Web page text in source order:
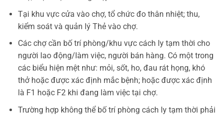
Tại khu vực cửa vào chợ, tổ chức đo thân nhiệt; thu,
kiểm soát và quản lý Thẻ vào chợ.
Các chợ cần bố trí phòng/khu vực cách ly tạm thời cho
người lao động/làm việc, người bán hàng. Có một trong
các biểu hiện mệt như: mỏi, sốt, ho, đau rát họng, khó
thở hoặc được xác định mắc bệnh; hoặc được xác định
là F1 hoặc F2 khi đang làm việc tại chợ.
Trường hợp không thể bố trí phòng cách ly tạm thời phải